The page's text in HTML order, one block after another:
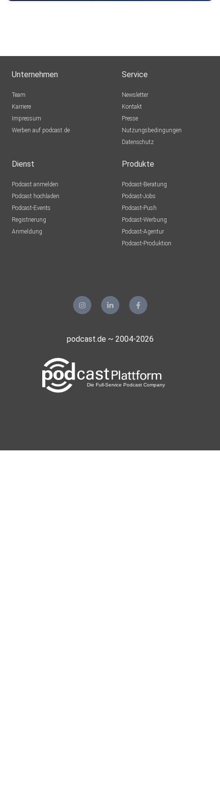
Unternehmen
Team
Karriere
Impressum
Werben auf podcast.de
Service
Newsletter
Kontakt
Presse
Nutzungsbedingungen
Datenschutz
Dienst
Podcast anmelden
Podcast hochladen
Podcast-Events
Registrierung
Anmeldung
Produkte
Podcast-Beratung
Podcast-Jobs
Podcast-Push
Podcast-Werbung
Podcast-Agentur
Podcast-Produktion
podcast.de ~ 2004-2026